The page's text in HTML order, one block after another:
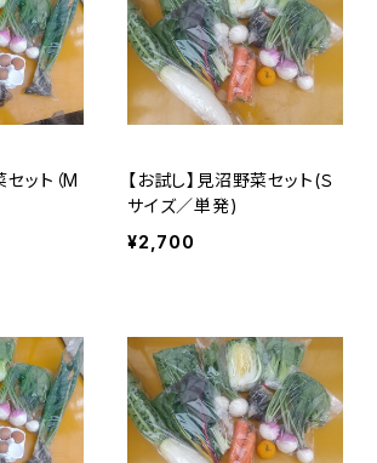
セット（M
【お試し】見沼野菜セット(Ｓ
サイズ／単発)
¥2,700